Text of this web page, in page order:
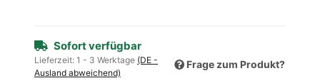
Sofort verfügbar
Lieferzeit: 1 - 3 Werktage (DE -
Ausland abweichend)
Frage zum Produkt?